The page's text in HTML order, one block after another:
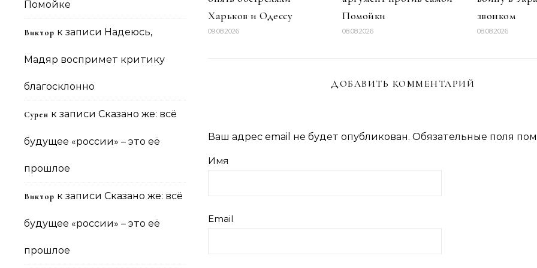
Помойке
Виктор к записи Надеюсь,
Мадяр воспримет критику
благосклонно
Сурен к записи Сказано же: всё
будущее «россии» – это её
прошлое
Виктор к записи Сказано же: всё
будущее «россии» – это её
прошлое
Харьков и Одессу
09.08.2026
Помойки
08.08.2026
звонком
08.08.2026
ДОБАВИТЬ КОММЕНТАРИЙ
Ваш адрес email не будет опубликован. Обязательные поля
Имя
Email